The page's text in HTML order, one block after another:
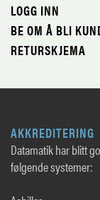
LOGG INN
BE OM Å BLI
RETURSKJEMA
AKKREDITERING
Datamatik har blitt
følgende systemer: